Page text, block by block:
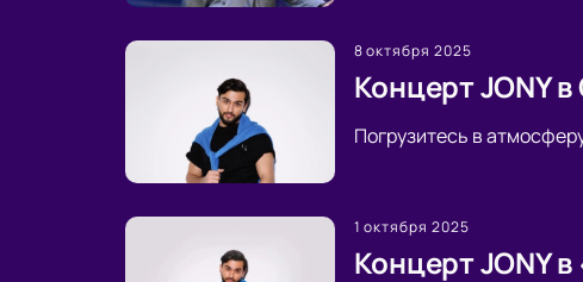
8 октября 2025
Концерт JONY
Погрузитесь в
1 октября 2025
Концерт JONY